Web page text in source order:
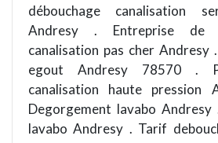
débouchage canalisation
Andresy . Entreprise de
canalisation pas cher Andresy
egout Andresy 78570 .
canalisation haute pression
Degorgement lavabo
lavabo Andresy . Tarif